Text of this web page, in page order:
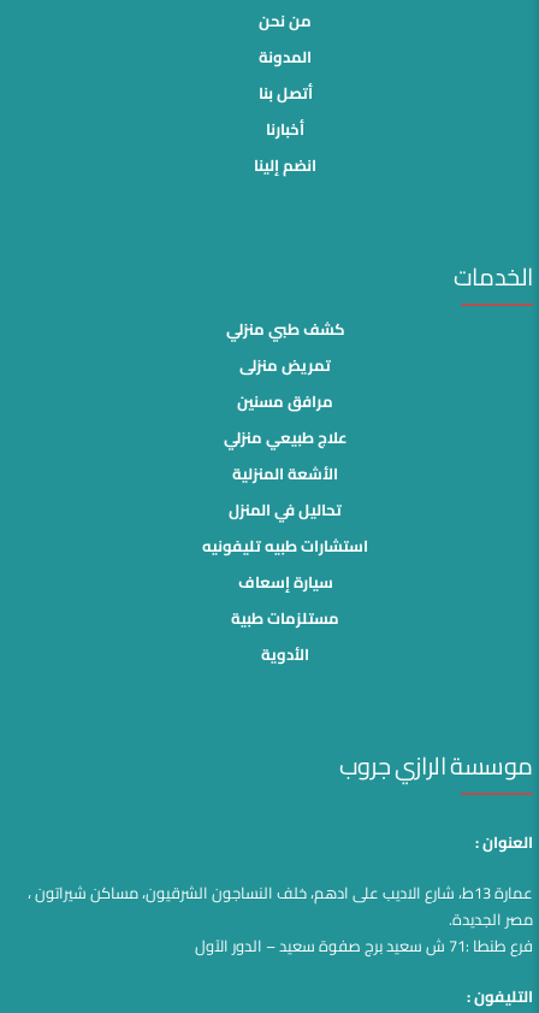
من نحن
المدونة
أتصل بنا
أخبارنا
انضم إلينا
الخدمات
كشف طبي منزلي
تمريض منزلى
مرافق مسنين
علاج طبيعي منزلي
الأشعة المنزلية
تحاليل في المنزل
استشارات طبيه تليفونيه
سيارة إسعاف
مستلزمات طبية
الأدوية
موسسة الرازي جروب
العنوان :
عمارة 13ط، شارع الاديب على ادهم، خلف النساجون الشرقيون، مساكن شيراتون ،
مصر الجديدة.
فرع طنطا :71 ش سعيد برج صفوة سعيد – الدور الآول
التليفون :